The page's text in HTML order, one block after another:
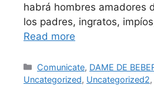
habrá hombres amadores
los padres, ingratos,
Read more
Categories
Comunicate, DAME DE
Uncategorized, Uncategorized2,